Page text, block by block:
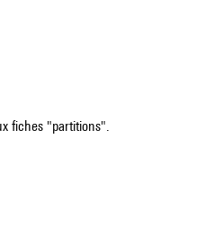
fiches "partitions".